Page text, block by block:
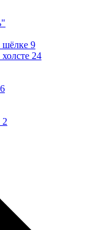
9
24
6
2